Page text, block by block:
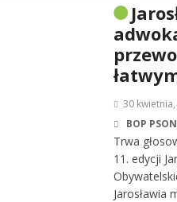
30
BOP
Trwa
11. edycji
Jarosławia